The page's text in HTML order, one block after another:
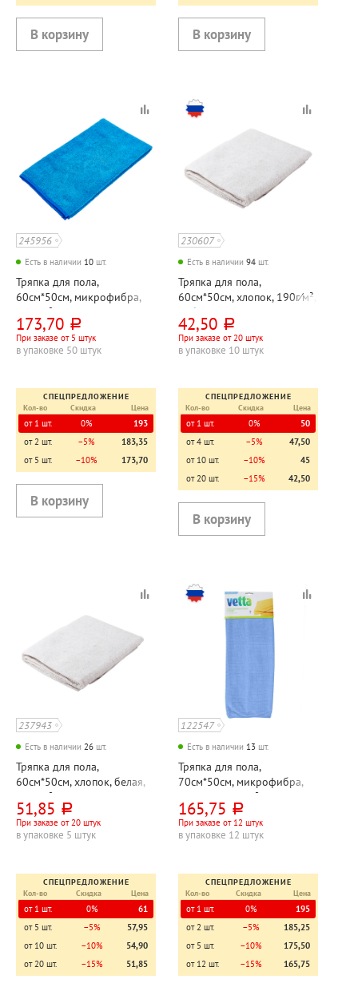
245956
Есть в наличии 10 шт.
Тряпка для пола,
60см*50см, микрофибра,
250г⁄м², Рыжий кот
173,70 руб.
При заказе от 5 штук
в упаковке 50 штук
СПЕЦПРЕДЛОЖЕНИЕ
Кол-во
Скидка Цена
от 1 шт. 0%
193
от 2 шт.
−5%
183,35
от 5 шт.
−10% 173,70
230607
Есть в наличии 94 шт.
Тряпка для пола,
60см*50см, хлопок, 190г⁄м²,
УрбанКлин
42,50 руб.
При заказе от 20 штук
в упаковке 10 штук
СПЕЦПРЕДЛОЖЕНИЕ
Кол-во
Скидка Цена
от 1 шт. 0%
50
от 4 шт.
−5%
47,50
от 10 шт.
−10%
45
от 20 шт.
−15% 42,50
237943
Есть в наличии 26 шт.
Тряпка для пола,
60см*50см, хлопок, белая,
260г⁄м², York
51,85 руб.
При заказе от 20 штук
в упаковке 5 штук
СПЕЦПРЕДЛОЖЕНИЕ
Кол-во
Скидка Цена
от 1 шт. 0%
61
от 5 шт.
−5%
57,95
от 10 шт.
−10%
54,90
от 20 шт.
−15% 51,85
122547
Есть в наличии 13 шт.
Тряпка для пола,
70см*50см, микрофибра,
ассорти, 200г⁄м², Vetta,
"Клетка"
165,75 руб.
При заказе от 12 штук
в упаковке 12 штук
СПЕЦПРЕДЛОЖЕНИЕ
Кол-во
Скидка Цена
от 1 шт. 0%
195
от 2 шт.
−5%
185,25
от 5 шт.
−10%
175,50
от 12 шт.
−15% 165,75